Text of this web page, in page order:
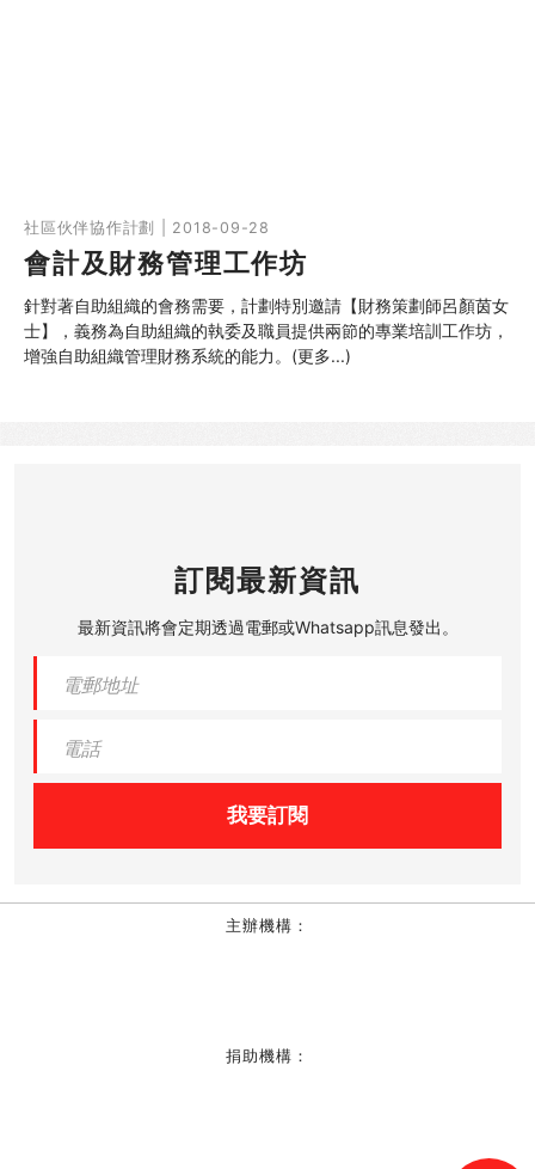
社區伙伴協作計劃 | 2018-09-28
會計及財務管理工作坊
針對著自助組織的會務需要，計劃特別邀請【財務策劃師呂顏茵女
士】，義務為自助組織的執委及職員提供兩節的專業培訓工作坊，
增強自助組織管理財務系統的能力。(更多...)
訂閱最新資訊
最新資訊將會定期透過電郵或Whatsapp訊息發出。
我要訂閱
主辦機構：
捐助機構：